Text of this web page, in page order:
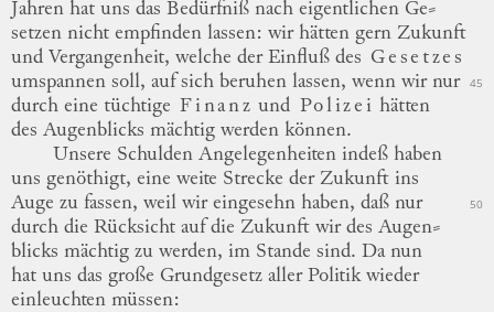
Jahren hat uns das Bedürfniß nach eigentlichen Ge⸗
setzen nicht empfinden lassen: wir hätten gern Zukunft
und Vergangenheit, welche der Einfluß des Gesetzes
umspannen soll, auf sich beruhen lassen, wenn wir nur
45
durch eine tüchtige Finanz und Polizei hätten
des Augenblicks mächtig werden können.
Unsere Schulden Angelegenheiten indeß haben
uns genöthigt, eine weite Strecke der Zukunft ins
Auge zu fassen, weil wir eingesehn haben, daß nur
50
durch die Rücksicht auf die Zukunft wir des Augen⸗
blicks mächtig zu werden, im Stande sind. Da nun
hat uns das große Grundgesetz aller Politik wieder
einleuchten müssen: